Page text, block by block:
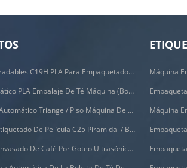
Filtros Biodegradables C19H PLA Para Empaquetadora De Bolsas De Café Por Goteo
C88DX Automático PLA Embalaje De Té Máquina (bolsa Tipo)
C28DX Nylon Automático Triange / Piso Máquina De Embalaje De Bolsitas De Té Pequeño
Máquina De Etiquetado De Película C25 Piramidal / Bolsa Plana
Máquina De Envasado De Café Por Goteo Ultrasónico C19d
Máquina